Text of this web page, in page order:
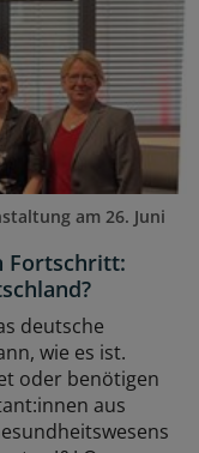
am 26. Juni
Fortschritt:
deutsche
wie es ist.
oder benötigen
aus